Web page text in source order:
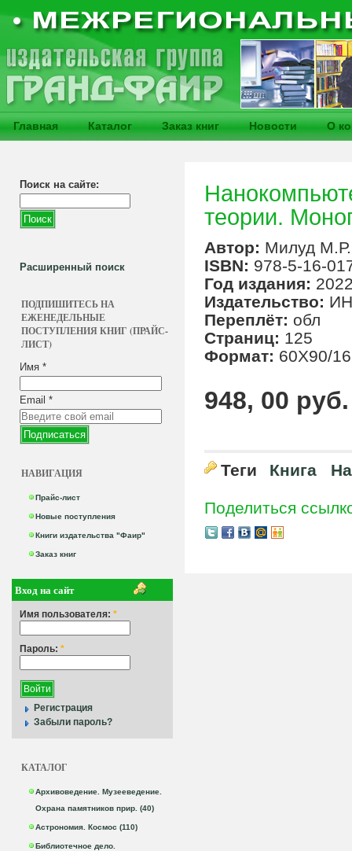
Главная Каталог Заказ книг Новости О
Поиск на сайте:
Расширенный поиск
ПОДПИШИТЕСЬ НА
ЕЖЕНЕДЕЛЬНЫЕ
ПОСТУПЛЕНИЯ КНИГ (ПРАЙС-
ЛИСТ)
Имя *
Email *
НАВИГАЦИЯ
Прайс-лист
Новые поступления
Книги издательства "Фаир"
Заказ книг
Вход на сайт
Имя пользователя: *
Пароль: *
Регистрация
Забыли пароль?
КАТАЛОГ
Архивоведение. Музееведение.
Охрана памятников прир. (40)
Астрономия. Космос (110)
Библиотечное дело.
теории.
Автор: Милуд М.Р.
ISBN: 978-5-16-
Год издания:
Издательство:
Переплёт: обл
Страниц: 125
Формат: 60X90/16
948, 00 руб.
Теги Книга
Поделиться